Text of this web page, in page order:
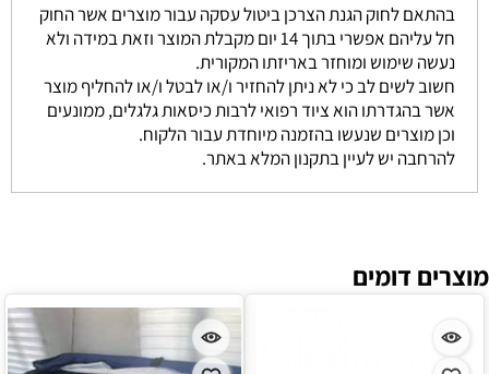
בהתאם לחוק הגנת הצרכן ביטול עסקה עבור מוצרים אשר החוק
חל עליהם אפשרי בתוך 14 יום מקבלת המוצר וזאת במידה ולא
נעשה שימוש ומוחזר באריזתו המקורית.
חשוב לשים לב כי לא ניתן להחזיר ו/או לבטל ו/או להחליף מוצר
אשר בהגדרתו הוא ציוד רפואי לרבות כיסאות גלגלים, ממונעים
וכן מוצרים שנעשו בהזמנה מיוחדת עבור הלקוח.
להרחבה יש לעיין בתקנון המלא באתר.
מוצרים דומים